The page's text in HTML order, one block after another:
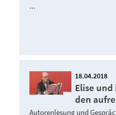
...
18.04.2018
Elise
den
Autorenlesung und